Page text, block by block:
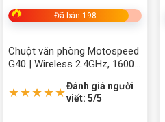
Đã bán 198
Chuột văn phòng Motospeed
G40 | Wireless 2.4GHz, 1600
★★★★★Đánh giá người
viết: 5/5